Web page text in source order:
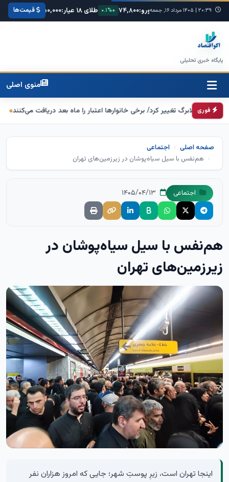
۲۰:۳۹ | ۱۴۰۵ مرداد ۱۶, جمعه ۶۸,۴۲۰ +۰.۳% یورو:۷۴,۸۰۰ +۰.۱% طلای ۱۸ عیار: ۳,۸۵۰,۰۰۰ +۱.۲% سکه امامی:
قیمت‌ها
پایگاه خبری تحلیلی
منوی اصلی
فوری
تغییر کرد/ برخی خانوارها اعتبار را ماه بعد دریافت می‌کنند تکذیب اعمال ضریب ۲.۷ برای اینترنت
صفحه اصلی
اجتماعی
هم‌نفس با سیل سیاه‌پوشان در زیرزمین‌های تهران
اجتماعی
هم‌نفس با سیل سیاه‌پوشان در
زیرزمین‌های تهران
اینجا تهران است، زیرِ پوستِ شهر؛ جایی که امروز هزاران نفر